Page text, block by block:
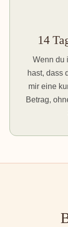
14
Wenn du
hast, dass
mir eine
Betrag,